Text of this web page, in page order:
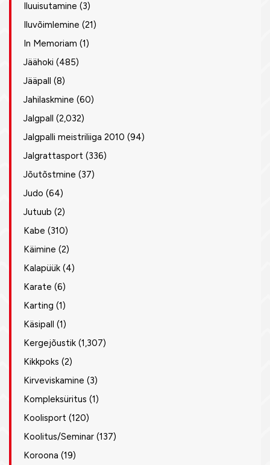
Iluuisutamine (3)
Iluvõimlemine (21)
In Memoriam (1)
Jäähoki (485)
Jääpall (8)
Jahilaskmine (60)
Jalgpall (2,032)
Jalgpalli meistriliiga 2010 (94)
Jalgrattasport (336)
Jõutõstmine (37)
Judo (64)
Jutuub (2)
Kabe (310)
Käimine (2)
Kalapüük (4)
Karate (6)
Karting (1)
Käsipall (1)
Kergejõustik (1,307)
Kikkpoks (2)
Kirveviskamine (3)
Kompleksüritus (1)
Koolisport (120)
Koolitus/Seminar (137)
Koroona (19)